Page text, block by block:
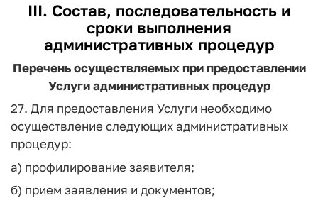
III. Состав, последовательность и
сроки выполнения
административных процедур
Перечень осуществляемых при предоставлении
Услуги административных процедур
27. Для предоставления Услуги необходимо
осуществление следующих административных
процедур:
а) профилирование заявителя;
б) прием заявления и документов;